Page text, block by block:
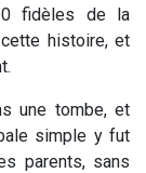
fidèles de la
histoire, et
une tombe, et
simple y fut
parents, sans